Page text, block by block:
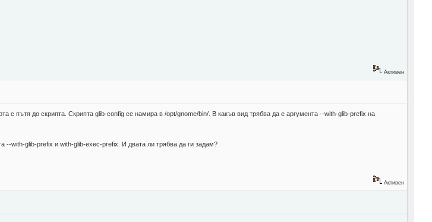
Активен
с пътя до скрипта. Скрипта glib-config се намира в /opt/gnome/bin/. В какъв вид трябва да е аргумента --with-glib-prefix на
--with-glib-prefix и with-glib-exec-prefix. И двата ли трябва да ги задам?
Активен